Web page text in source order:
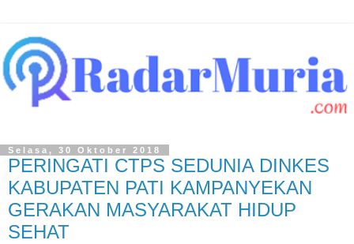
Selasa, 30 Oktober 2018
PERINGATI CTPS SEDUNIA DINKES
KABUPATEN PATI KAMPANYEKAN
GERAKAN MASYARAKAT HIDUP
SEHAT